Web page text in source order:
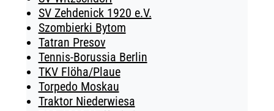
SV Zehdenick 1920 e.V.
Szombierki Bytom
Tatran Presov
Tennis-Borussia Berlin
TKV Flöha/Plaue
Torpedo Moskau
Traktor Niederwiesa